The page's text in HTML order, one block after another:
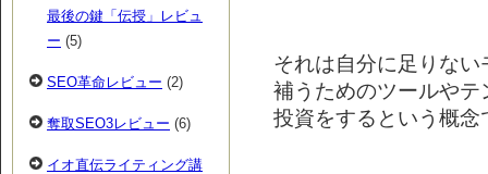
それは自分に足りない
補うためのツールやテ
投資をするという概
最後の鍵「伝授」レビュ
ー (5)
SEO革命レビュー (2)
奪取SEO3レビュー (6)
イオ直伝ライティング講